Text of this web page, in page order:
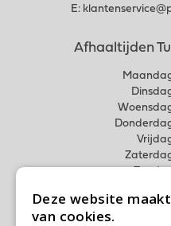
E:
Afhaaltijden
Deze website
van cookies.